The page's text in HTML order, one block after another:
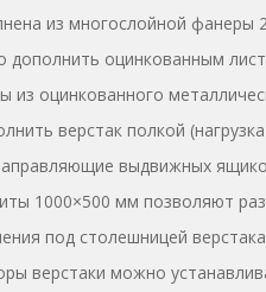
из многослойной фанеры
оцинкованным
из оцинкованного
верстак полкой
выдвижных
1000×500 мм позволяют
под столешницей
верстаки можно